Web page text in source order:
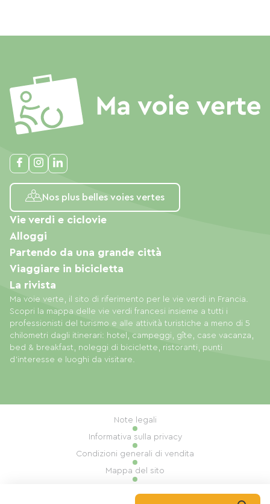
Nos plus belles voies vertes
Ma voie verte, il sito di riferimento per le vie verdi in Francia.
Scopri la mappa delle vie verdi francesi insieme a tutti i
professionisti del turismo e alle attività turistiche a meno di 5
chilometri dagli itinerari: hotel, campeggi, gîte, case vacanza,
bed & breakfast, noleggi di biciclette, ristoranti, punti
d'interesse e luoghi da visitare.
Vie verdi e ciclovie
Alloggi
Partendo da una grande città
Viaggiare in bicicletta
La rivista
Note legali
Informativa sulla privacy
Condizioni generali di vendita
Mappa del sito